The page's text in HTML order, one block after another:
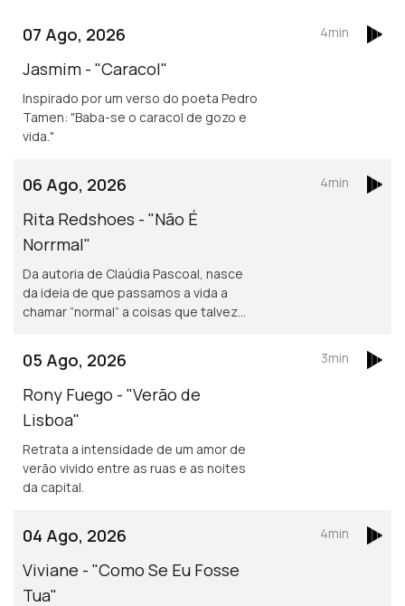
07 Ago, 2026
Jasmim - "Caracol"
Inspirado por um verso do poeta Pedro
Tamen: "Baba-se o caracol de gozo e
vida."
4min
06 Ago, 2026
Rita Redshoes - "Não É
Norrmal"
Da autoria de Claúdia Pascoal, nasce
da ideia de que passamos a vida a
chamar “normal” a coisas que talvez
4min
05 Ago, 2026
Rony Fuego - "Verão de
Lisboa"
Retrata a intensidade de um amor de
verão vivido entre as ruas e as noites
da capital.
3min
04 Ago, 2026
Viviane - "Como Se Eu Fosse
Tua"
4min